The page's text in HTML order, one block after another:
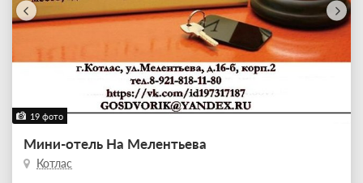
19 фото
Мини-отель На Мелентьева
Котлас